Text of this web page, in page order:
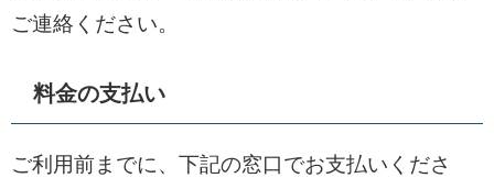
ご連絡ください。
料金の支払い
ご利用前までに、下記の窓口でお支払いくださ